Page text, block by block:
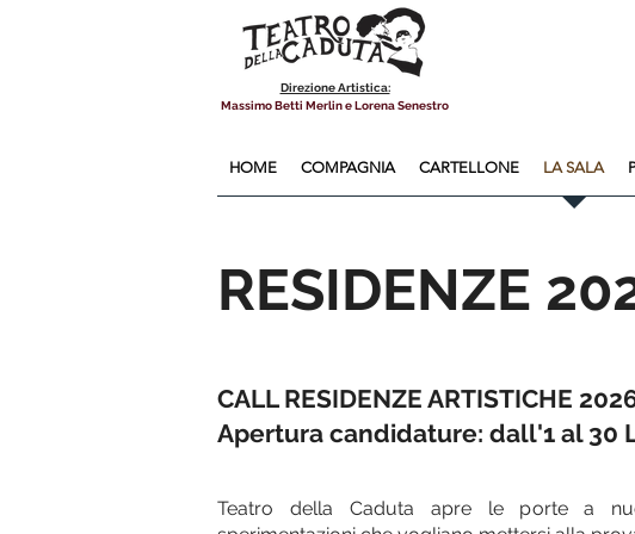
Direzione Artistica:
Massimo Betti Merlin e Lorena Senestro
HOME COMPAGNIA CARTELLONE LA SALA
RESIDENZE
CALL RESIDENZE ARTISTICHE
Apertura candidature: dall'1 al 30
Teatro della Caduta apre le porte a